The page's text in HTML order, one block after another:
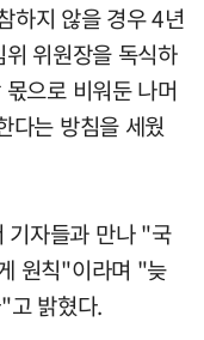
하지 않을 경우 4년
위원장을 독식하
으로 비워둔 나머
다는 방침을 세웠
기자들과 만나 "국
원칙"이라며 "늦
고 밝혔다.